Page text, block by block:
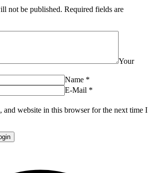
not be published. Required fields are
Your
Name *
E-Mail *
and website in this browser for the next time I